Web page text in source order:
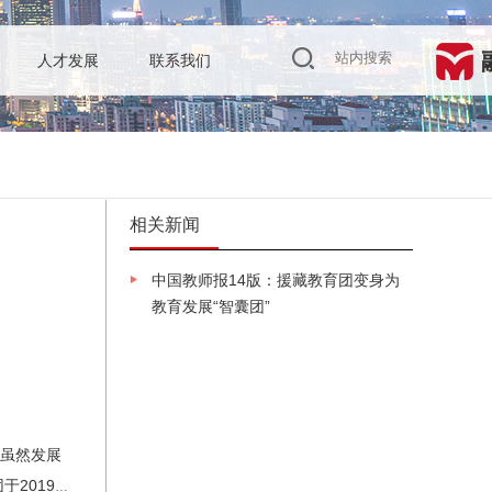
人才发展 联系我们
然发展
2019年
相关新闻
中国教师报14版：援藏教育团变身为
教育发展“智囊团”